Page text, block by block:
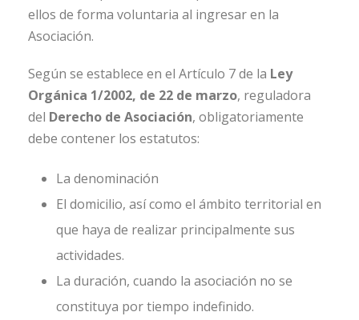
ellos de forma voluntaria al ingresar en la
Asociación.
Según se establece en el Artículo 7 de la Ley
Orgánica 1/2002, de 22 de marzo, reguladora
del Derecho de Asociación, obligatoriamente
debe contener los estatutos:
La denominación
El domicilio, así como el ámbito territorial en
que haya de realizar principalmente sus
actividades.
La duración, cuando la asociación no se
constituya por tiempo indefinido.